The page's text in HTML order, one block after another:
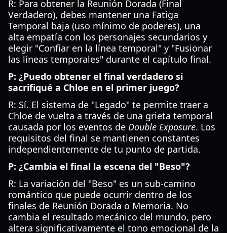
R: Para obtener la Reunión Dorada (Final
Verdadero), debes mantener una Fatiga
Temporal baja (uso mínimo de poderes), una
alta empatía con los personajes secundarios y
elegir "Confiar en la línea temporal" y "Fusionar
las líneas temporales" durante el capítulo final.
P: ¿Puedo obtener el final verdadero si
sacrifiqué a Chloe en el primer juego?
R: Sí. El sistema de "Legado" te permite traer a
Chloe de vuelta a través de una grieta temporal
causada por los eventos de Double Exposure. Los
requisitos del final se mantienen constantes
independientemente de tu punto de partida.
P: ¿Cambia el final la escena del "Beso"?
R: La variación del "Beso" es un sub-camino
romántico que puede ocurrir dentro de los
finales de Reunión Dorada o Memoria. No
cambia el resultado mecánico del mundo, pero
altera significativamente el tono emocional de la